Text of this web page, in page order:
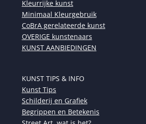
Kleurrijke kunst
Minimaal Kleurgebruik
CoBrA gerelateerde kunst
OVERIGE kunstenaars
KUNST AANBIEDINGEN
KUNST TIPS & INFO
Kunst Tips
Schilderij en Grafiek
Begrippen en Betekenis